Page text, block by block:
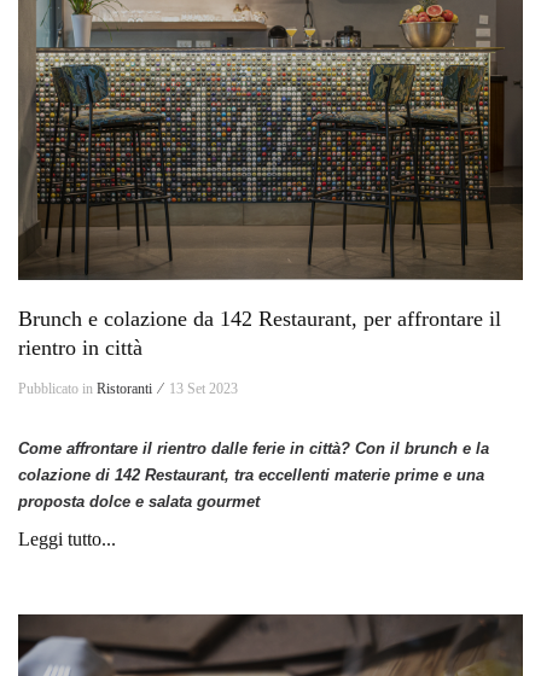
Brunch e colazione da 142 Restaurant, per affrontare il
rientro in città
Pubblicato in Ristoranti ⁄ 13 Set 2023
Come affrontare il rientro dalle ferie in città? Con il brunch e la
colazione di 142 Restaurant, tra eccellenti materie prime e una
proposta dolce e salata gourmet
Leggi tutto...